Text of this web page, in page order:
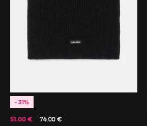
- 31%
51.00 € 74.00 €